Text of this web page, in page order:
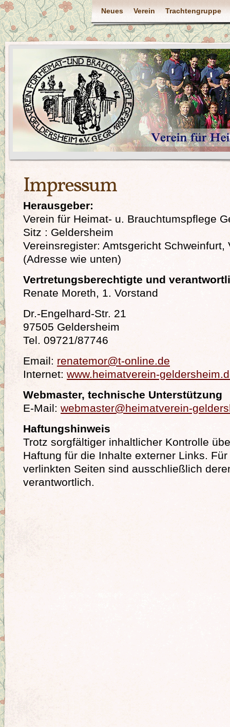
Neues Verein Trachtengruppe
Impressum
Herausgeber:
Verein für Heimat- u. Brauchtumspflege
Sitz : Geldersheim
Vereinsregister: Amtsgericht Schweinfurt,
(Adresse wie unten)
Vertretungsberechtigte und
Renate Moreth, 1. Vorstand
Dr.-Engelhard-Str. 21
97505 Geldersheim
Tel. 09721/87746
Email: renatemor@t-online.de
Internet: www.heimatverein-
Webmaster, technische Unterstützung
E-Mail: webmaster@heimatverein-
Haftungshinweis
Trotz sorgfältiger inhaltlicher Kontrolle
Haftung für die Inhalte externer Links.
verlinkten Seiten sind ausschließlich
verantwortlich.